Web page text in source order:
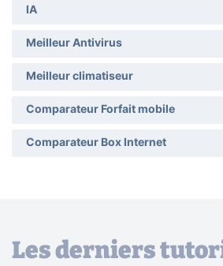
IA
Meilleur Antivirus
Meilleur climatiseur
Comparateur Forfait mobile
Comparateur Box Internet
Les derniers